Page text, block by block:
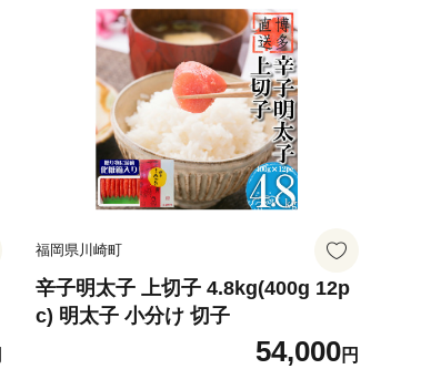
福岡県川崎町
辛子明太子 上切子 4.8kg(400g 12p
c) 明太子 小分け 切子
54,000円